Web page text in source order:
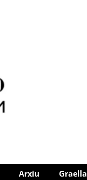
Arxiu Graella